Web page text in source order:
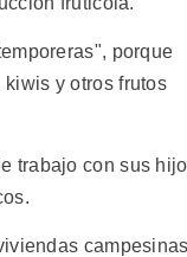
porque
y otros frutos
trabajo con sus